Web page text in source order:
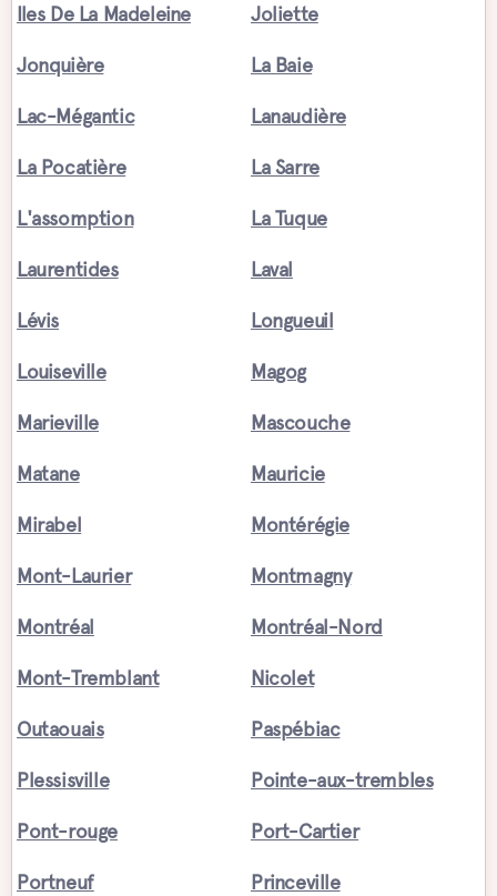
Iles De La Madeleine Joliette
Jonquière La Baie
Lac-Mégantic Lanaudière
La Pocatière La Sarre
L'assomption La Tuque
Laurentides Laval
Lévis Longueuil
Louiseville Magog
Marieville Mascouche
Matane Mauricie
Mirabel Montérégie
Mont-Laurier Montmagny
Montréal Montréal-Nord
Mont-Tremblant Nicolet
Outaouais Paspébiac
Plessisville Pointe-aux-trembles
Pont-rouge Port-Cartier
Portneuf Princeville